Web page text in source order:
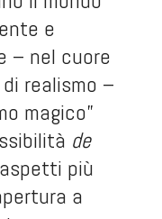
e
– nel cuore
realismo –
magico”
de
più
a